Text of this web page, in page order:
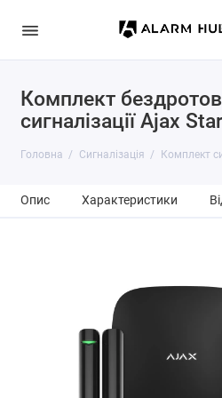
Комплект
сигналізації Ajax
Головна Сигналізація Комплект
Опис Характеристики